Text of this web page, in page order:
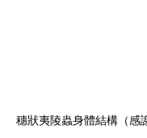
穗狀夷陵蟲身體結構（感